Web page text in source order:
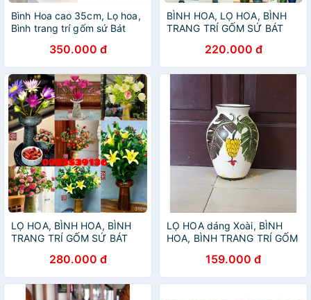
Bình Hoa cao 35cm, Lọ hoa,
Bình trang trí gốm sứ Bát
350.000 đ
BÌNH HOA, LỌ HOA, BÌNH
TRANG TRÍ GỐM SỨ BÁT
220.000 đ
LỌ HOA, BÌNH HOA, BÌNH
TRANG TRÍ GỐM SỨ BÁT
280.000 đ
LỌ HOA dáng Xoài, BÌNH
HOA, BÌNH TRANG TRÍ GỐM
159.000 đ